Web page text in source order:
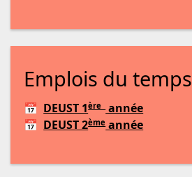
Emplois du temps
📅 DEUST 1ère année
📅 DEUST 2èmeannée